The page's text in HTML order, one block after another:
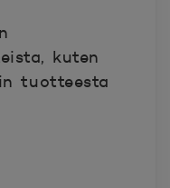
kuten
tuotteesta